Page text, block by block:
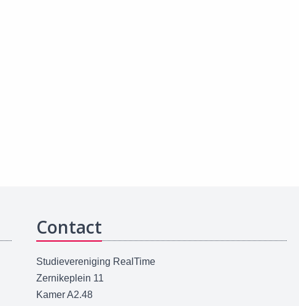
Contact
Studievereniging RealTime
Zernikeplein 11
Kamer A2.48